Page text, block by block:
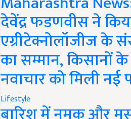
देवेंद्र फडणवीस ने
एग्रीटेक्नोलॉजीज के
का सम्मान, किसानों
नवाचार को मिली नई
Lifestyle